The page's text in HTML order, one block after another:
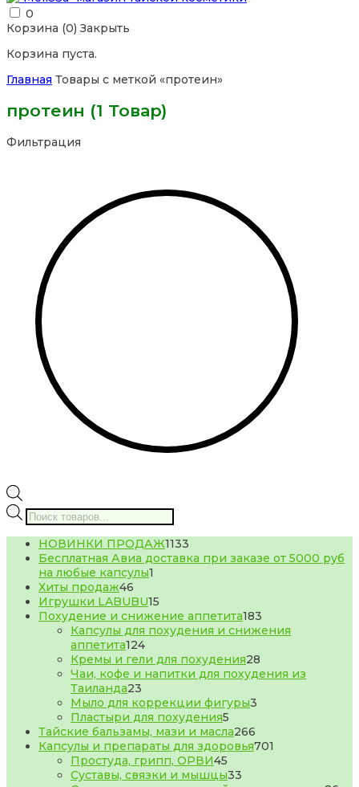
0
Корзина (0) Закрыть
Корзина пуста.
Главная Товары с меткой «протеин»
протеин (1 Товар)
Фильтрация
Поиск
товаров
НОВИНКИ ПРОДАЖ1133
товара
Бесплатная Авиа доставка при заказе от 5000 руб
на любые капсулы1
Хиты продаж46
товаров
Игрушки LABUBU15
товаров
Похудение и снижение аппетита183
товара
Капсулы для похудения и снижения
аппетита124124
товара
Кремы и гели для похудения28
товаров
Чаи, кофе и напитки для похудения из
Таиланда23
товара
Мыло для коррекции фигуры3
Пластыри для похудения5
товаров
Тайские бальзамы, мази и масла266
товаров
Капсулы и препараты для здоровья701
Простуда, грипп, ОРВИ45
товаров
Суставы, связки и мышцы33